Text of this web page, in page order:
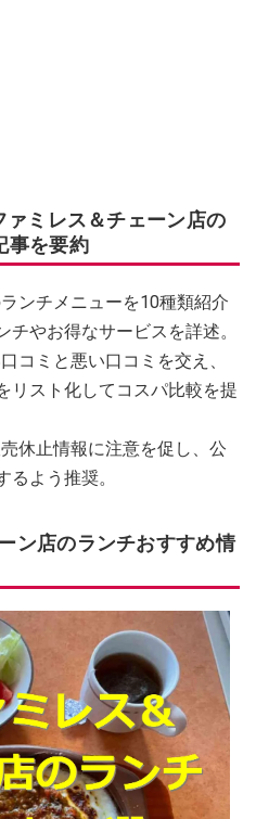
ミレス＆チェーン店の
事を要約
ンチメニューを10種類紹介
やお得なサービスを詳述。
コミと悪い口コミを交え、
リスト化してコスパ比較を提
休止情報に注意を促し、公
よう推奨。
ン店のランチおすすめ情